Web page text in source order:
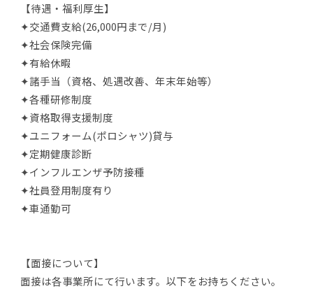
【待遇・福利厚生】
✦交通費支給(26,000円まで/月)
✦社会保険完備
✦有給休暇
✦諸手当（資格、処遇改善、年末年始等）
✦各種研修制度
✦資格取得支援制度
✦ユニフォーム(ポロシャツ)貸与
✦定期健康診断
✦インフルエンザ予防接種
✦社員登用制度有り
✦車通勤可
【面接について】
面接は各事業所にて行います。以下をお持ちください。